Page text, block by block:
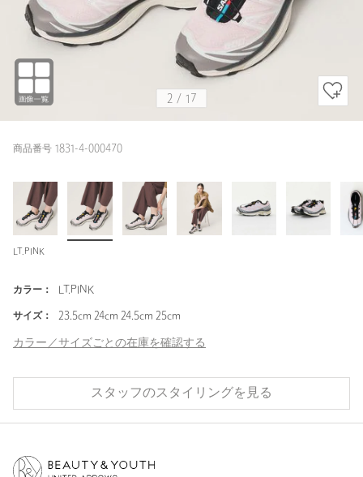
2 / 17
商品番号 1831-4-000470
LT.PINK
カラー： LT.PINK
サイズ： 23.5cm 24cm 24.5cm 25cm
カラー／サイズごとの在庫を確認する
スタッフのスタイリングを見る
156cm